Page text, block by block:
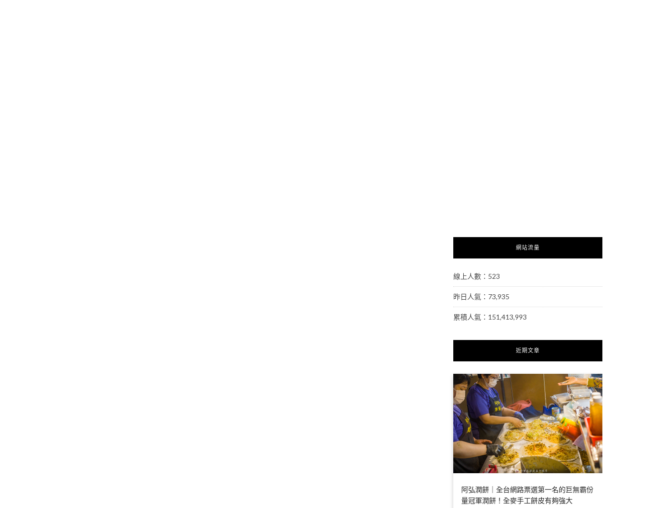
網站流量
線上人數：523
昨日人氣：73,935
累積人氣：151,413,993
近期文章
阿弘潤餅｜全台網路票選第一名的巨無霸份
量冠軍潤餅！全麥手工餅皮有夠強大